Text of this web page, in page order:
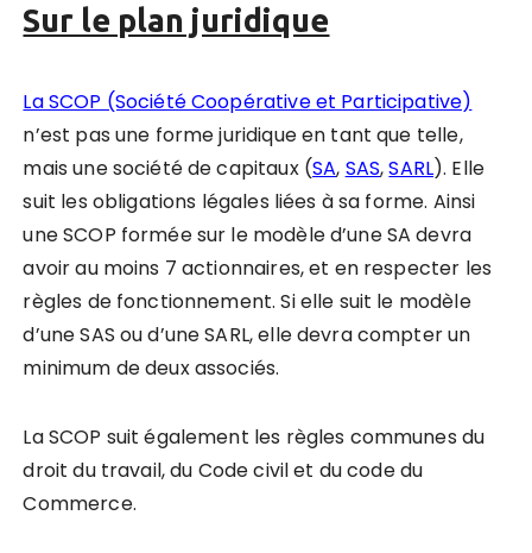
Sur le plan juridique
La SCOP (Société Coopérative et Participative)
n’est pas une forme juridique en tant que telle,
mais une société de capitaux (SA, SAS,SARL). Elle
suit les obligations légales liées à sa forme. Ainsi
une SCOP formée sur le modèle d’une SA devra
avoir au moins 7 actionnaires, et en respecter les
règles de fonctionnement. Si elle suit le modèle
d’une SAS ou d’une SARL, elle devra compter un
minimum de deux associés.
La SCOP suit également les règles communes du
droit du travail, du Code civil et du code du
Commerce.